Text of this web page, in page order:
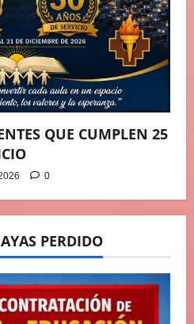
QUE CUMPLEN 25
0
PERDIDO